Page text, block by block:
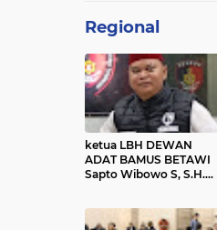
Regional
ketua LBH DEWAN
ADAT BAMUS BETAWI
Sapto Wibowo S, S.H.
Statement di Media